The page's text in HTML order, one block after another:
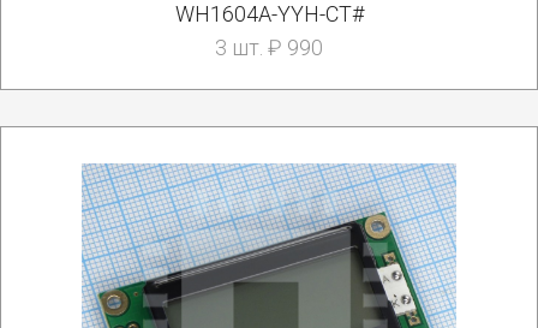
WH1604A-YYH-CT#
3 шт. ₽ 990